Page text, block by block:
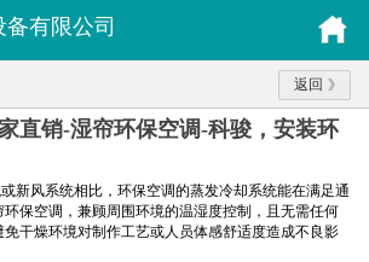
有限公司
返回
直销-湿帘环保空调-科骏，安装环
风系统相比，环保空调的蒸发冷却系统能在满足通
保空调，兼顾周围环境的温湿度控制，且无需任何
干燥环境对制作工艺或人员体感舒适度造成不良影